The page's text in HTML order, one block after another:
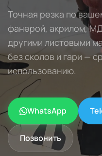
Шрифты
Для бизнеса
Контакты
+7(937)483-80-03
Точная резка по
фанерой, акрилом,
другими листовыми
без сколов и гари —
использованию.
WhatsApp
Позвонить